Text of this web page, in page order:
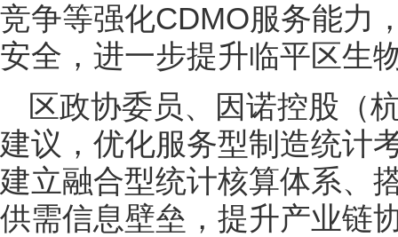
竞争等强化CDMO服务能力
安全，进一步提升临平区生
区政协委员、因诺控股（
建议，优化服务型制造统计
建立融合型统计核算体系、
供需信息壁垒，提升产业链